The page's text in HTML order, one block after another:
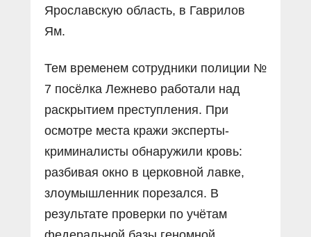
Ярославскую область, в Гаврилов
Ям.
Тем временем сотрудники полиции №
7 посёлка Лежнево работали над
раскрытием преступления. При
осмотре места кражи эксперты-
криминалисты обнаружили кровь:
разбивая окно в церковной лавке,
злоумышленник порезался. В
результате проверки по учётам